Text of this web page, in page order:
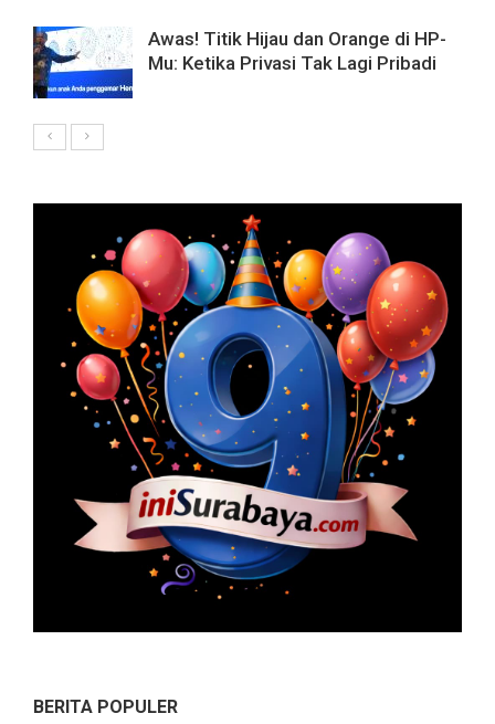
Awas! Titik Hijau dan Orange di HP-
Mu: Ketika Privasi Tak Lagi Pribadi
BERITA POPULER